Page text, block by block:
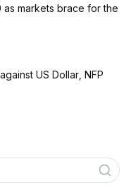
markets brace for the
US Dollar, NFP